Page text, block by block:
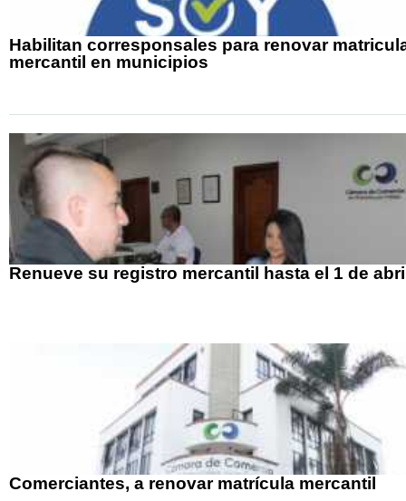
Habilitan corresponsales para renovar
mercantil en municipios
Renueve su registro mercantil hasta el 1 de
Comerciantes, a renovar matrícula mercantil